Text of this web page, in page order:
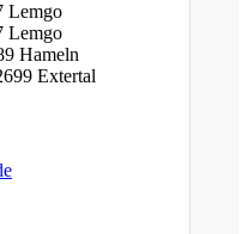
Lemgo
Lemgo
Hameln
Extertal